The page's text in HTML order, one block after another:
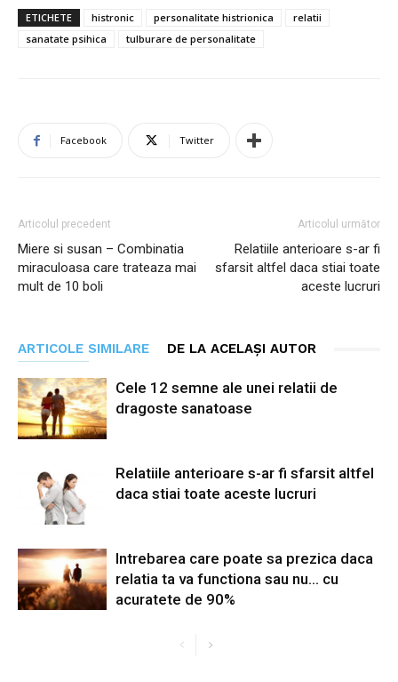
ETICHETE histronic personalitate histrionica
relatii
sanatate psihica
tulburare de personalitate
Facebook Twitter
Articolul precedent
Miere si susan – Combinatia
miraculoasa care trateaza mai
mult de 10 boli
Articolul următor
Relatiile anterioare s-ar fi
sfarsit altfel daca stiai toate
aceste lucruri
ARTICOLE SIMILARE DE LA ACELAȘI AUTOR
Cele 12 semne ale unei relatii de
dragoste sanatoase
Relatiile anterioare s-ar fi sfarsit altfel
daca stiai toate aceste lucruri
Intrebarea care poate sa prezica daca
relatia ta va functiona sau nu… cu
acuratete de 90%